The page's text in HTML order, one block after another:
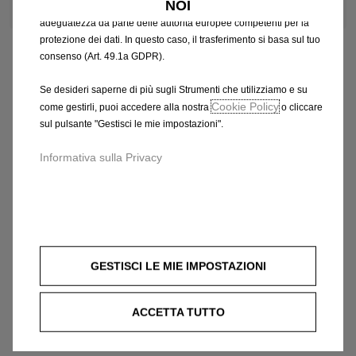
NOI
che potrebbero non aver ancora ricevuto una decisione di
adeguatezza da parte delle autorità europee competenti per la
protezione dei dati. In questo caso, il trasferimento si basa sul tuo
consenso (Art. 49.1a GDPR).
Se desideri saperne di più sugli Strumenti che utilizziamo e su
come gestirli, puoi accedere alla nostraCookie Policyo cliccare
sul pulsante "Gestisci le mie impostazioni".
Informativa sulla Privacy
GESTISCI LE MIE IMPOSTAZIONI
ACCETTA TUTTO